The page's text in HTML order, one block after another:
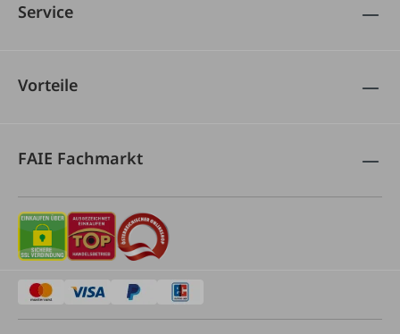
Service
Vorteile
FAIE Fachmarkt